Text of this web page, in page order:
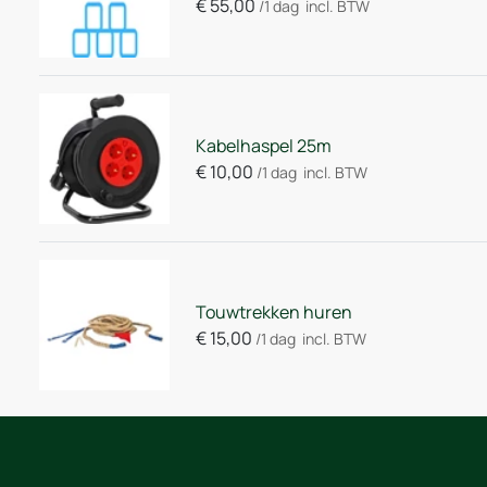
€55,00 /1 dag incl. BTW
Kabelhaspel 25m
€10,00 /1 dag incl. BTW
Touwtrekken huren
€15,00 /1 dag incl. BTW